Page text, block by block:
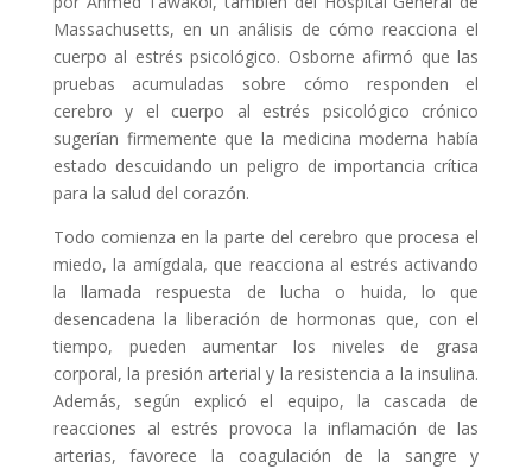
Massachusetts, en un análisis de cómo reacciona el
cuerpo al estrés psicológico. Osborne afirmó que las
pruebas acumuladas sobre cómo responden el
cerebro y el cuerpo al estrés psicológico crónico
sugerían firmemente que la medicina moderna había
estado descuidando un peligro de importancia crítica
para la salud del corazón.
Todo comienza en la parte del cerebro que procesa el
miedo, la amígdala, que reacciona al estrés activando
la llamada respuesta de lucha o huida, lo que
desencadena la liberación de hormonas que, con el
tiempo, pueden aumentar los niveles de grasa
corporal, la presión arterial y la resistencia a la insulina.
Además, según explicó el equipo, la cascada de
reacciones al estrés provoca la inflamación de las
arterias, favorece la coagulación de la sangre y